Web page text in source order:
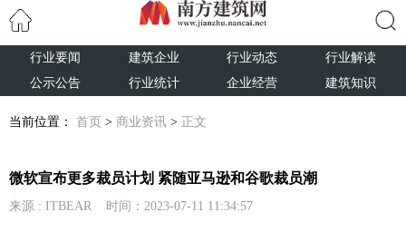
行业要闻 建筑企业 行业动态
行业解读
公示公告
行业统计 企业经营 建筑知识
当前位置： 首页 > 商业资讯 > 正文
微软宣布更多裁员计划 紧随亚马逊和谷歌裁员潮
来源 : ITBEAR 时间：2023-07-11 11:34:57